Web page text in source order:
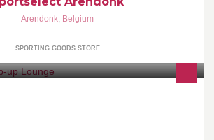
Arendonk, Belgium
SPORTING GOODS STORE